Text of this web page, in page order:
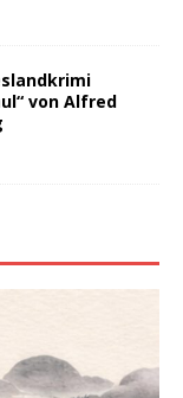
von Alfred